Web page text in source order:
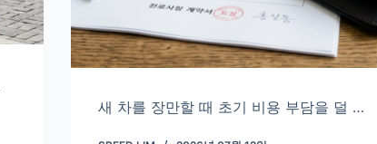
새 차를 장만할 때 초기 비용 부담을 덜 …